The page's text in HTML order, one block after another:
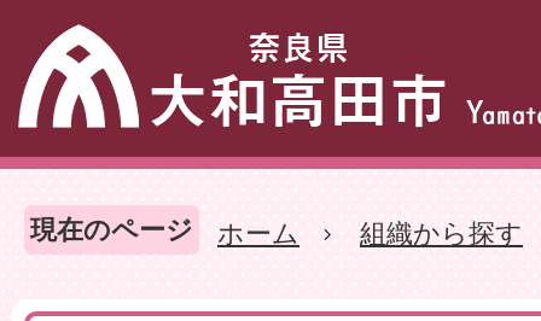
現在のページ ホーム 組織から探す